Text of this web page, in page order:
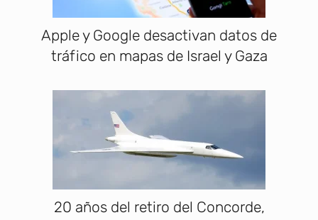
Apple y Google desactivan datos de
tráfico en mapas de Israel y Gaza
20 años del retiro del Concorde,